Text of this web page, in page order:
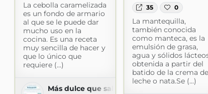
La cebolla caramelizada
es un fondo de armario
al que se le puede dar
mucho uso en la
cocina. Es una receta
muy sencilla de hacer y
que lo único que
requiere (...)
Más dulce que salado
35 0
La mantequilla,
también conocida
como manteca, es la
emulsión de grasa,
agua y sólidos
obtenida a partir del
batido de la crema de
leche o nata.Se (...)